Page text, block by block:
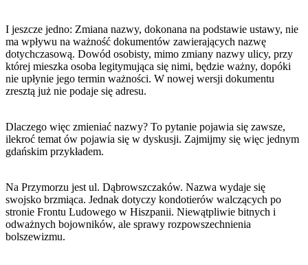
I jeszcze jedno: Zmiana nazwy, dokonana na podstawie ustawy, nie
ma wpływu na ważność dokumentów zawierających nazwę
dotychczasową. Dowód osobisty, mimo zmiany nazwy ulicy, przy
której mieszka osoba legitymująca się nimi, będzie ważny, dopóki
nie upłynie jego termin ważności. W nowej wersji dokumentu
zresztą już nie podaje się adresu.
Dlaczego więc zmieniać nazwy? To pytanie pojawia się zawsze,
ilekroć temat ów pojawia się w dyskusji. Zajmijmy się więc jednym
gdańskim przykładem.
Na Przymorzu jest ul. Dąbrowszczaków. Nazwa wydaje się
swojsko brzmiąca. Jednak dotyczy kondotierów walczących po
stronie Frontu Ludowego w Hiszpanii. Niewątpliwie bitnych i
odważnych bojowników, ale sprawy rozpowszechnienia
bolszewizmu.